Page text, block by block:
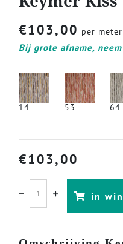
€103,00 per meter
Bij grote afname,
14 53 64
€103,00
in